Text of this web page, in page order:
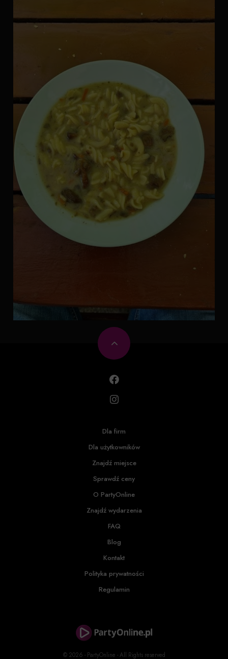
© 2026 - PartyOnline - All Rights reserved
Dla firm
Dla użytkowników
Znajdź miejsce
Sprawdź ceny
O PartyOnline
Znajdź wydarzenia
FAQ
Blog
Kontakt
Polityka prywatności
Regulamin